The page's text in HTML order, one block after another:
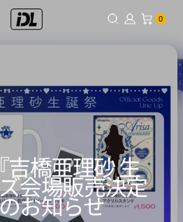
00個のアイテム
吉橋亜理砂 生
会場販売決定
お知らせ